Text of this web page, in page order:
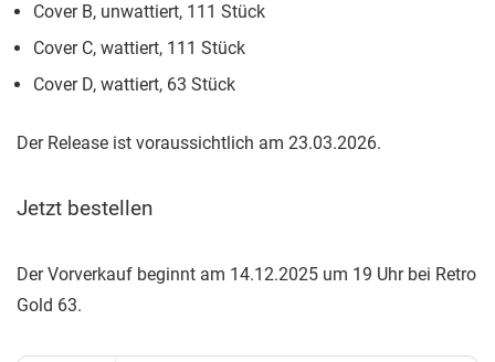
Cover B, unwattiert, 111 Stück
Cover C, wattiert, 111 Stück
Cover D, wattiert, 63 Stück
Der Release ist voraussichtlich am 23.03.2026.
Jetzt bestellen
Der Vorverkauf beginnt am 14.12.2025 um 19 Uhr bei Retro
Gold 63.